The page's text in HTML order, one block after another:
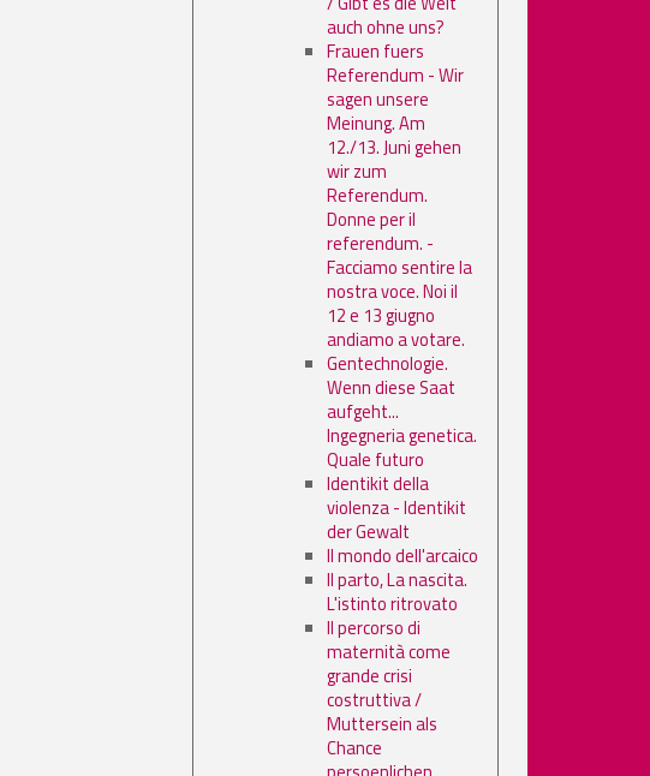
auch ohne uns?
Frauen fuers
Referendum - Wir
sagen unsere
Meinung. Am
12./13. Juni gehen
wir zum
Referendum.
Donne per il
referendum. -
Facciamo sentire la
nostra voce. Noi il
12 e 13 giugno
andiamo a votare.
Gentechnologie.
Wenn diese Saat
aufgeht...
Ingegneria genetica.
Quale futuro
Identikit della
violenza - Identikit
der Gewalt
Il mondo dell'arcaico
Il parto, La nascita.
L'istinto ritrovato
Il percorso di
maternità come
grande crisi
costruttiva /
Muttersein als
Chance